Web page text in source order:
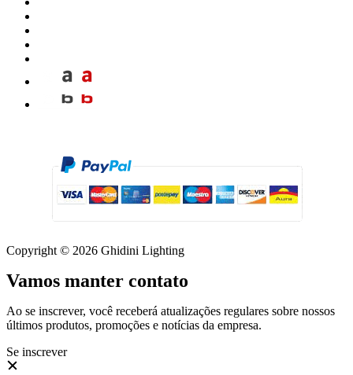
Copyright © 2026 Ghidini Lighting
Vamos manter contato
Ao se inscrever, você receberá atualizações regulares sobre nossos
últimos produtos, promoções e notícias da empresa.
Se inscrever